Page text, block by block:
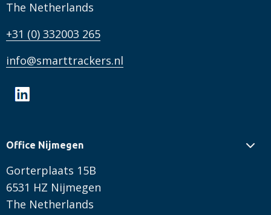
The Netherlands
+31 (0) 332003 265
info@smarttrackers.nl
Office Nijmegen
Gorterplaats 15B
6531 HZ Nijmegen
The Netherlands